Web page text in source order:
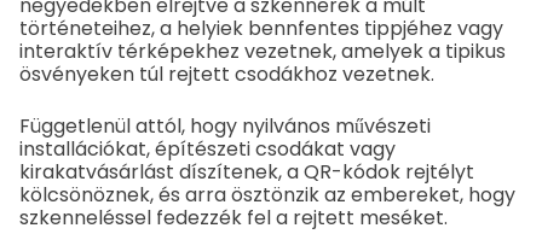
negyedekben elrejtve a szkennerek a múlt
történeteihez, a helyiek bennfentes tippjéhez vagy
interaktív térképekhez vezetnek, amelyek a tipikus
ösvényeken túl rejtett csodákhoz vezetnek.
Függetlenül attól, hogy nyilvános művészeti
installációkat, építészeti csodákat vagy
kirakatvásárlást díszítenek, a QR-kódok rejtélyt
kölcsönöznek, és arra ösztönzik az embereket, hogy
szkenneléssel fedezzék fel a rejtett meséket.